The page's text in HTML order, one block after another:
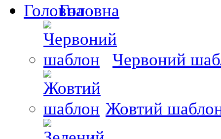
Головна
Червоний
Жовтий